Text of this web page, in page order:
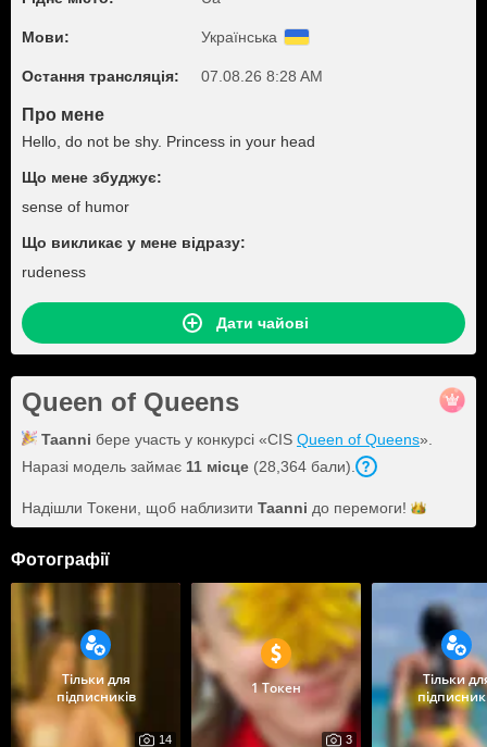
Мови: Українська
Остання трансляція: 07.08.26 8:28 AM
Про мене
Hello, do not be shy. Princess in your head
Що мене збуджує:
sense of humor
Що викликає у мене відразу:
rudeness
Дати чайові
Queen of Queens
Taanni бере участь у конкурсі «CIS Queen of Queens».
Наразі модель займає 11 місце (28,364 бали).
Надішли Токени, щоб наблизити Taanni до перемоги!
Фотографії
Тільки для
підписників
14
1 Токен
3
Тільки